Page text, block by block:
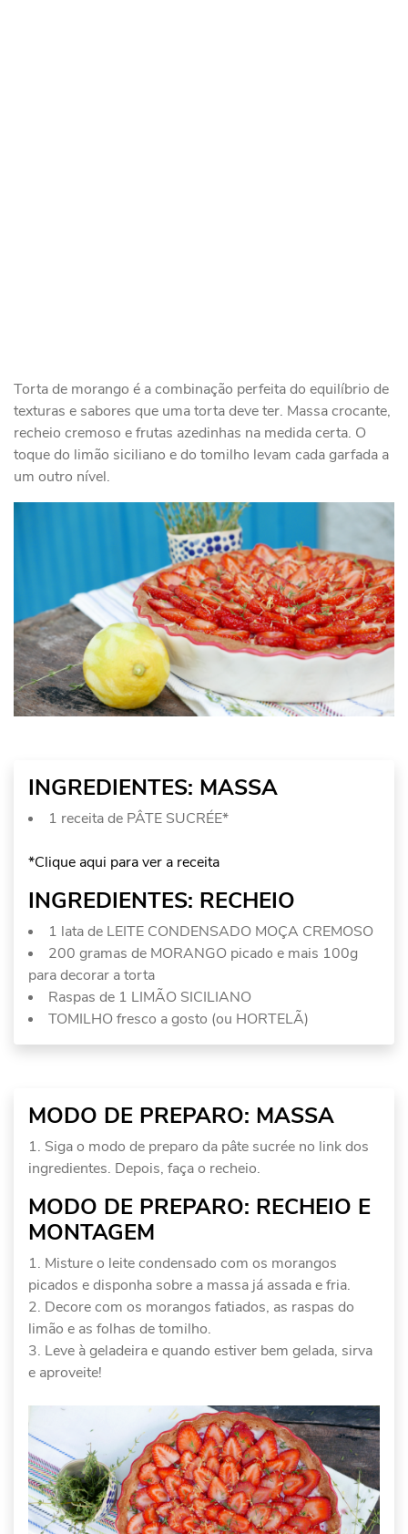
Torta de morango é a combinação perfeita do equilíbrio de
texturas e sabores que uma torta deve ter. Massa crocante,
recheio cremoso e frutas azedinhas na medida certa. O
toque do limão siciliano e do tomilho levam cada garfada a
um outro nível.
INGREDIENTES: MASSA
1 receita de PÂTE SUCRÉE*
*Clique aqui para ver a receita
INGREDIENTES: RECHEIO
1 lata de LEITE CONDENSADO MOÇA CREMOSO
200 gramas de MORANGO picado e mais 100g
para decorar a torta
Raspas de 1 LIMÃO SICILIANO
TOMILHO fresco a gosto (ou HORTELÃ)
MODO DE PREPARO: MASSA
Siga o modo de preparo da pâte sucrée no link dos
ingredientes. Depois, faça o recheio.
MODO DE PREPARO: RECHEIO E
MONTAGEM
Misture o leite condensado com os morangos
picados e disponha sobre a massa já assada e fria.
Decore com os morangos fatiados, as raspas do
limão e as folhas de tomilho.
Leve à geladeira e quando estiver bem gelada, sirva
e aproveite!